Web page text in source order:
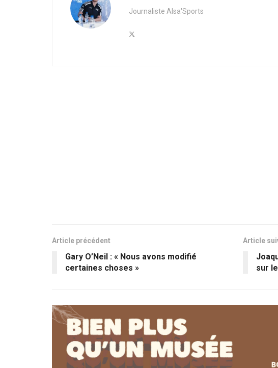
Journaliste Alsa'Sports
Article précédent
Gary O’Neil : « Nous avons modifié
certaines choses »
Article
sur